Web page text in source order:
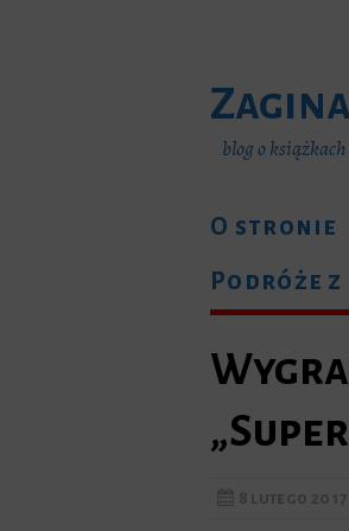
blog o
O stronie
Podróże